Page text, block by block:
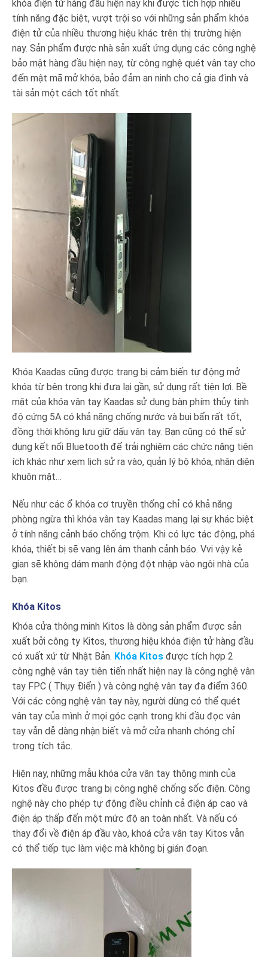
khóa điện tử hàng đầu hiện nay khi được tích hợp nhiều
tính năng đặc biệt, vượt trội so với những sản phẩm khóa
điện tử của nhiều thương hiệu khác trên thị trường hiện
nay. Sản phẩm được nhà sản xuất ứng dụng các công nghệ
bảo mật hàng đầu hiện nay, từ công nghệ quét vân tay cho
đến mật mã mở khóa, bảo đảm an ninh cho cả gia đình và
tài sản một cách tốt nhất.
Khóa Kaadas cũng được trang bị cảm biến tự động mở
khóa từ bên trong khi đưa lại gần, sử dụng rất tiện lợi. Bề
mặt của khóa vân tay Kaadas sử dụng bàn phím thủy tinh
độ cứng 5A có khả năng chống nước và bụi bẩn rất tốt,
đồng thời không lưu giữ dấu vân tay. Bạn cũng có thể sử
dụng kết nối Bluetooth để trải nghiệm các chức năng tiện
ích khác như xem lịch sử ra vào, quản lý bộ khóa, nhận diện
khuôn mặt…
Nếu như các ổ khóa cơ truyền thống chỉ có khả năng
phòng ngừa thì khóa vân tay Kaadas mang lại sự khác biệt
ở tính năng cảnh báo chống trộm. Khi có lực tác động, phá
khóa, thiết bị sẽ vang lên âm thanh cảnh báo. Vvi vậy kẻ
gian sẽ không dám manh động đột nhập vào ngôi nhà của
bạn.
Khóa Kitos
Khóa cửa thông minh Kitos là dòng sản phẩm được sản
xuất bởi công ty Kitos, thương hiệu khóa điện tử hàng đầu
có xuất xứ từ Nhật Bản. Khóa Kitos được tích hợp 2
công nghệ vân tay tiên tiến nhất hiện nay là công nghệ vân
tay FPC ( Thụy Điển ) và công nghệ vân tay đa điểm 360.
Với các công nghệ vân tay này, người dùng có thể quét
vân tay của mình ở mọi góc cạnh trong khi đầu đọc vân
tay vẫn dễ dàng nhận biết và mở cửa nhanh chóng chỉ
trong tích tắc.
Hiện nay, những mẫu khóa cửa vân tay thông minh của
Kitos đều được trang bị công nghệ chống sốc điện. Công
nghệ này cho phép tự động điều chỉnh cả điện áp cao và
điện áp thấp đến một mức độ an toàn nhất. Và nếu có
thay đổi về điện áp đầu vào, khoá cửa vân tay Kitos vẫn
có thể tiếp tục làm việc mà không bị gián đoạn.